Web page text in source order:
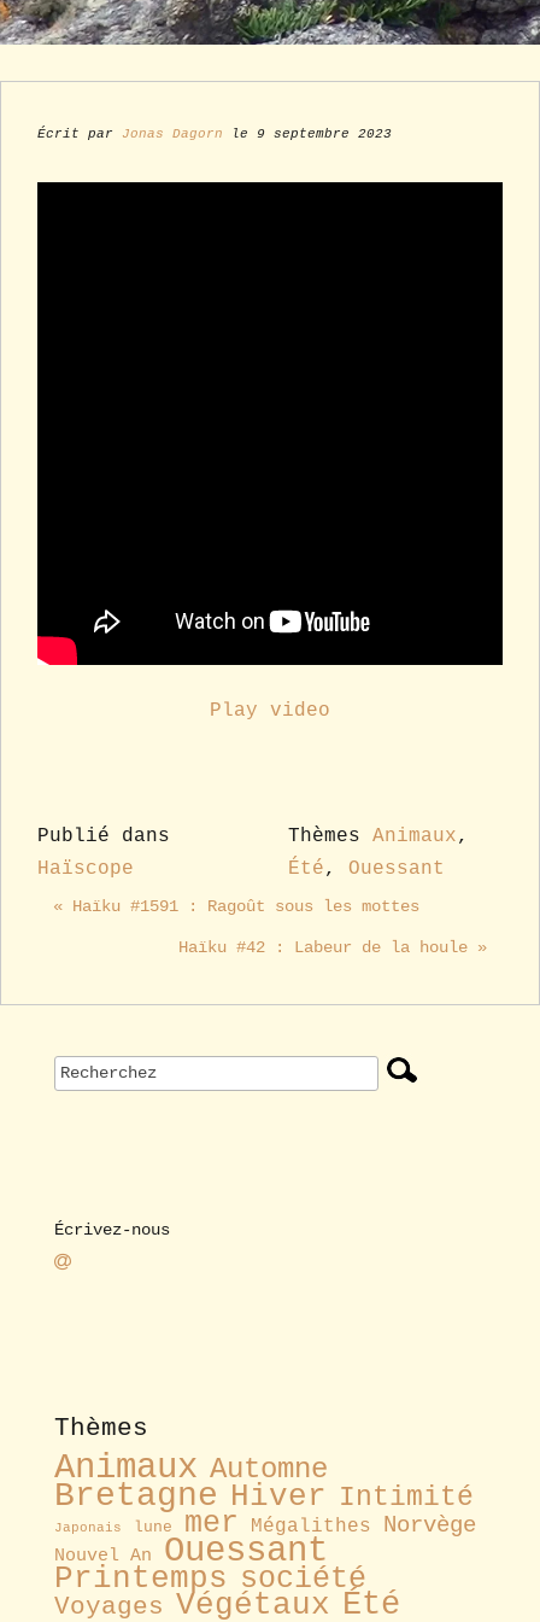
Écrit par Jonas Dagorn le 9 septembre 2023
Play video
Publié dans
Haïscope
Thèmes Animaux,
Été, Ouessant
« Haïku #1591 : Ragoût sous les mottes
Haïku #42 : Labeur de la houle »
Écrivez-nous
Thèmes
Animaux Automne
Bretagne Hiver Intimité
Japonais lune mer Mégalithes Norvège
Nouvel An Ouessant
Printemps société
Voyages Végétaux Été